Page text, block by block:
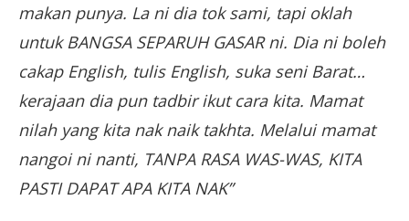
makan punya. La ni dia tok sami, tapi oklah
untuk BANGSA SEPARUH GASAR ni. Dia ni boleh
cakap English, tulis English, suka seni Barat…
kerajaan dia pun tadbir ikut cara kita. Mamat
nilah yang kita nak naik takhta. Melalui mamat
nangoi ni nanti, TANPA RASA WAS-WAS, KITA
PASTI DAPAT APA KITA NAK”